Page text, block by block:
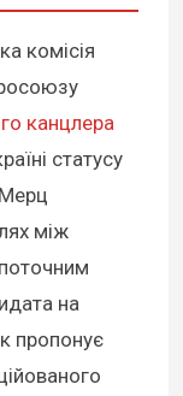
комісія
канцлера
статусу
між
на
пропонує